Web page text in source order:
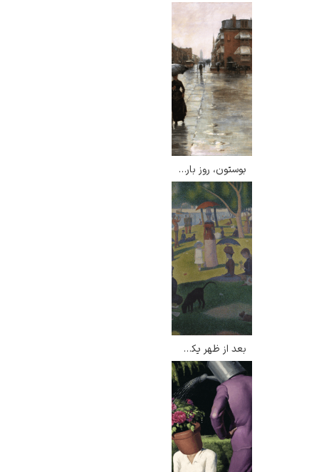
بوستون، روز بارانی – چایلد هسام
بعد از ظهر یکشنبه در جزیره گراند ژات – ژرژ سورا